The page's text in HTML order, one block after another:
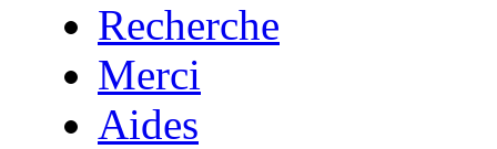
Recherche
Merci
Aides